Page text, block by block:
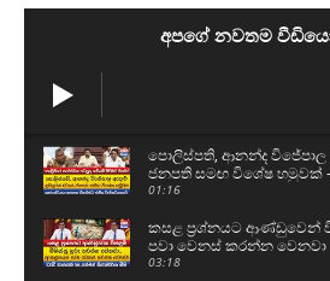
අපගේ නවතම
පොලිස්පති, ආනන්ද විජේපාල
ජනපති සමඟ විශේෂ හමුවක්
01:16
කසළ ප්‍රශ්නයට ආණ්ඩුවෙන්
පවා වෙනස් කරන්න වෙනවා
03:18